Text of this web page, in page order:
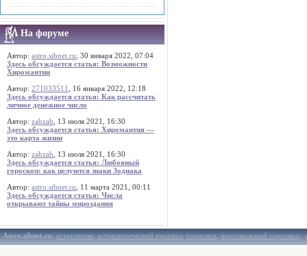
На форуме
Автор: astro.sibnet.ru , 30 января 2022, 07:04
Здесь обсуждается статья: Возможности
Хиромантии
Автор: 271033511
, 16 января 2022, 12:18
Здесь обсуждается статья: Как рассчитать
личное денежное число
Автор: zabzab , 13 июля 2021, 16:30
Здесь обсуждается статья: Хиромантия —
это карта жизни
Автор: zabzab , 13 июля 2021, 16:30
Здесь обсуждается статья: Любовный
гороскоп: как целуются знаки Зодиака
Автор: astro.sibnet.ru , 11 марта 2021, 00:11
Здесь обсуждается статья: Числа
открывают тайны мироздания
Astro.sibnet.ru:астрология,астрологический прогноз,гороскоп,персональный гороскоп,